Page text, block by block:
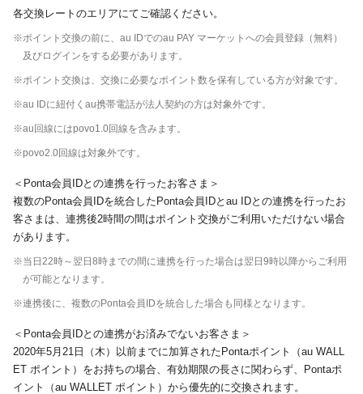
各交換レートのエリアにてご確認ください。
※ポイント交換の前に、au IDでのau PAY マーケットへの会員登録（無料）
及びログインをする必要があります。
※ポイント交換は、交換に必要なポイント数を保有している方が対象です。
※au IDに紐付くau携帯電話が法人契約の方は対象外です。
※au回線にはpovo1.0回線を含みます。
※povo2.0回線は対象外です。
＜Ponta会員IDとの連携を行ったお客さま＞
複数のPonta会員IDを統合したPonta会員IDとau IDとの連携を行ったお
客さまは、連携後2時間の間はポイント交換がご利用いただけない場合
があります。
※当日22時～翌日8時までの間に連携を行った場合は翌日9時以降からご利用
が可能となります。
※連携後に、複数のPonta会員IDを統合した場合も同様となります。
＜Ponta会員IDとの連携がお済みでないお客さま＞
2020年5月21日（木）以前までに加算されたPontaポイント（au WALL
ET ポイント）をお持ちの場合、有効期限の長さに関わらず、Pontaポ
イント（au WALLET ポイント）から優先的に交換されます。